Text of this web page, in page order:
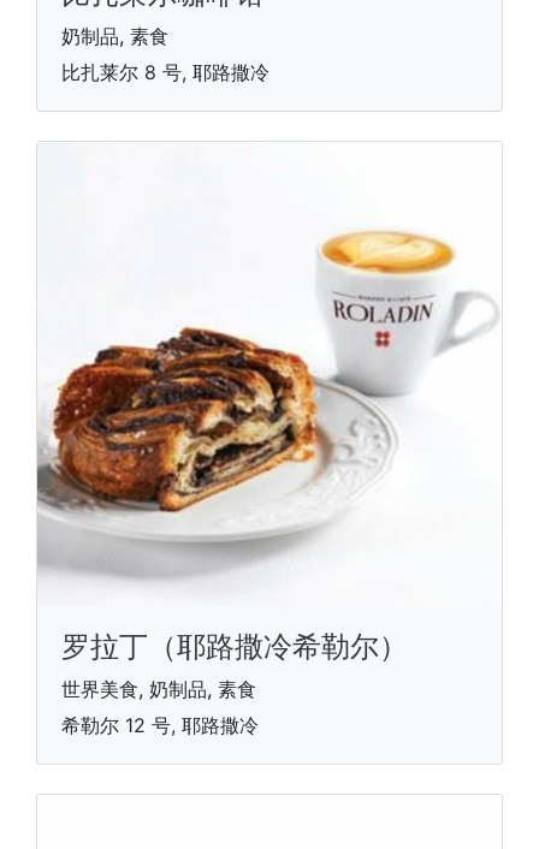
奶制品, 素食
比扎莱尔 8 号, 耶路撒冷
罗拉丁（耶路撒冷希勒尔）
世界美食, 奶制品, 素食
希勒尔 12 号, 耶路撒冷